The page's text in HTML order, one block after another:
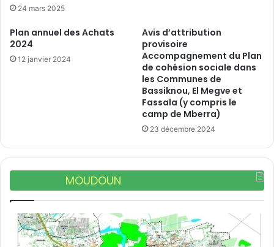
24 mars 2025
Plan annuel des Achats
2024
12 janvier 2024
Avis d’attribution
provisoire
Accompagnement du Plan
de cohésion sociale dans
les Communes de
Bassiknou, El Megve et
Fassala (y compris le
camp de Mberra)
23 décembre 2024
MOUDOUN